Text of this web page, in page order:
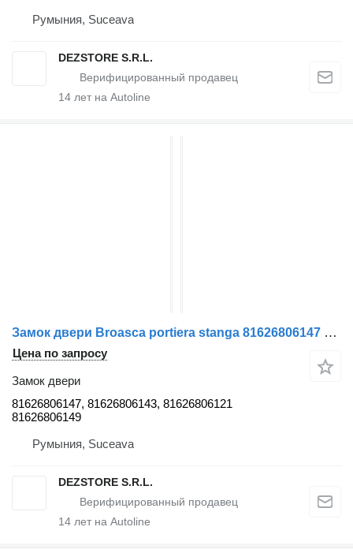
Румыния, Suceava
DEZSTORE S.R.L.
14 лет на Autoline
Замок двери Broasca portiera stanga 81626806147 для тягача MAN TGX
Цена по запросу
Замок двери
81626806147, 81626806143, 81626806121
81626806149
Румыния, Suceava
DEZSTORE S.R.L.
14 лет на Autoline